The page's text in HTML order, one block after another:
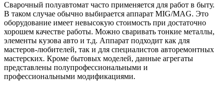
Сварочный полуавтомат часто применяется для работ в быту.
В таком случае обычно выбирается аппарат MIG/MAG. Это
оборудование имеет невысокую стоимость при достаточно
хорошем качестве работы. Можно сваривать тонкие металлы,
элементы кузова авто и т.д. Аппарат подходит как для
мастеров-любителей, так и для специалистов авторемонтных
мастерских. Кроме бытовых моделей, данные агрегаты
представлены полупрофессиональными и
профессиональными модификациями.